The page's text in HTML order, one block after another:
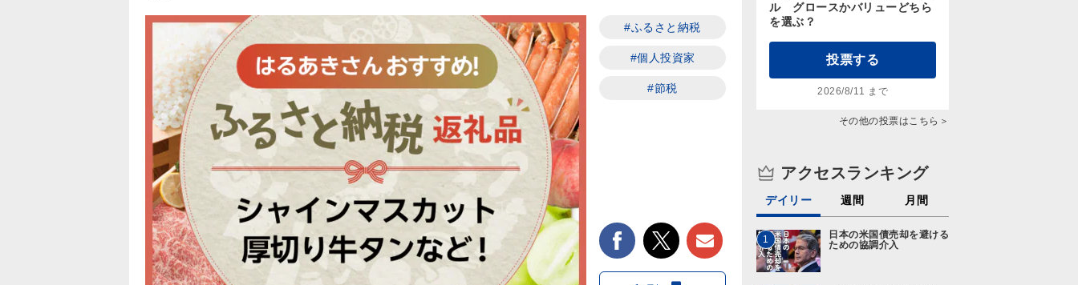
#ふるさと納税
#個人投資家
#節税
facebook twitter メールで送る
ル グロースかバリューどちら
を選ぶ？
投票する
2026/8/11 まで
その他の投票はこちら＞
アクセスランキング
デイリー 週間 月間
1
日本の米国債売却を避ける
ための協調介入